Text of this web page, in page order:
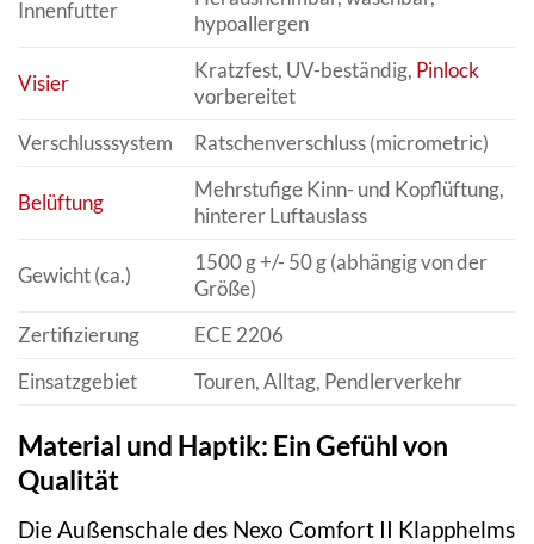
Innenfutter
hypoallergen
Visier
Kratzfest, UV-beständig, Pinlock
vorbereitet
Verschlusssystem
Ratschenverschluss (micrometric)
Belüftung
Mehrstufige Kinn- und Kopflüftung,
hinterer Luftauslass
Gewicht (ca.)
1500 g +/- 50 g (abhängig von der
Größe)
Zertifizierung
ECE 2206
Einsatzgebiet
Touren, Alltag, Pendlerverkehr
Material und Haptik: Ein Gefühl von
Qualität
Die Außenschale des Nexo Comfort II Klapphelms